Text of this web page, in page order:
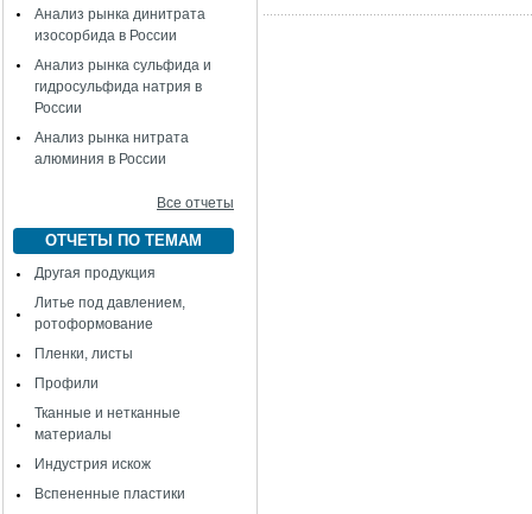
Анализ рынка динитрата
изосорбида в России
Анализ рынка сульфида и
гидросульфида натрия в
России
Анализ рынка нитрата
алюминия в России
Все отчеты
ОТЧЕТЫ ПО ТЕМАМ
Другая продукция
Литье под давлением,
ротоформование
Пленки, листы
Профили
Тканные и нетканные
материалы
Индустрия искож
Вспененные пластики